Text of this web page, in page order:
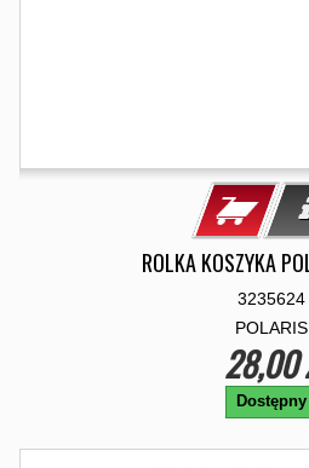
ROLKA KOSZYKA
3235624
POLARIS
28,00
Dostępny